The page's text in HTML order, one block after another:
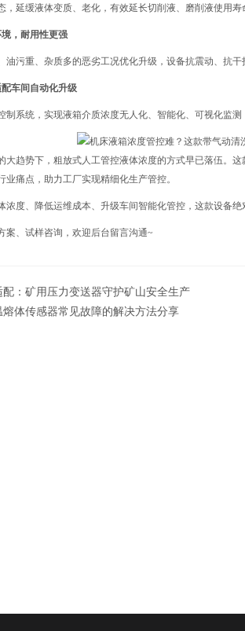
，延缓液体变质、老化，有效延长切削液、磨削液使用
，耐用性更强
油污重、杂质多的恶劣工况优化升级，设备抗震动、抗
车间自动化升级
制系统，实现液箱介质浓度无人化、智能化、可视化监测
大趋势下，粗放式人工管控液体浓度的方式早已落伍。
痛点，助力工厂实现精细化生产管控。
浓度、降低运维成本、升级车间智能化管控，这款设备绝
案、试样咨询，欢迎后台留言沟通~
配：矿用压力变送器守护矿山安全生产
体传感器常见故障的解决方法分享